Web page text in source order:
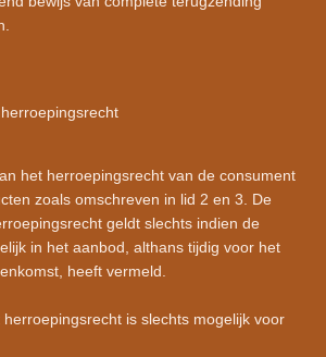
het herroepingsrecht van de consument
zoals omschreven in lid 2 en 3. De
geldt slechts indien de
in het aanbod, althans tijdig voor het
heeft vermeld.
is slechts mogelijk voor